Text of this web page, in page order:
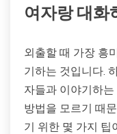
여자랑 대화
외출할 때 가장 흥
기하는 것입니다.
자들과 이야기하
방법을 모르기 때
기 위한 몇 가지 팁